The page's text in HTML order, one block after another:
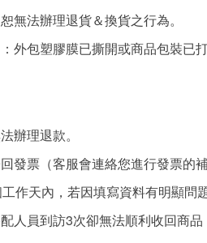
恕無法辦理退貨＆換貨之行為。
：外包塑膠膜已撕開或商品包裝已
辦理退款。
發票（客服會連絡您進行發票的
作天內，若因填寫資料有明顯問
人員到訪3次卻無法順利收回商品